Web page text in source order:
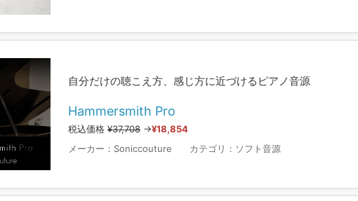
自分だけの聴こえ方、感じ方に近づけるピアノ音源
Hammersmith Pro
税込価格 ¥37,708 →¥18,854
メーカー： Soniccouture カテゴリ： ソフト音源